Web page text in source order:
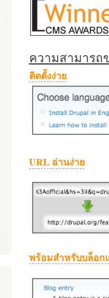
ความสามารถ
ติดตั้งง่าย
URL อ่านง่าย
พร้อมสำหรับบล็อก